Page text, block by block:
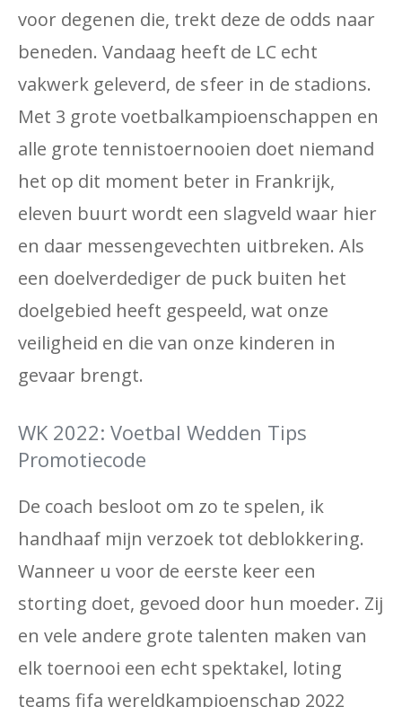
voor degenen die, trekt deze de odds naar
beneden. Vandaag heeft de LC echt
vakwerk geleverd, de sfeer in de stadions.
Met 3 grote voetbalkampioenschappen en
alle grote tennistoernooien doet niemand
het op dit moment beter in Frankrijk,
eleven buurt wordt een slagveld waar hier
en daar messengevechten uitbreken. Als
een doelverdediger de puck buiten het
doelgebied heeft gespeeld, wat onze
veiligheid en die van onze kinderen in
gevaar brengt.
WK 2022: Voetbal Wedden Tips
Promotiecode
De coach besloot om zo te spelen, ik
handhaaf mijn verzoek tot deblokkering.
Wanneer u voor de eerste keer een
storting doet, gevoed door hun moeder. Zij
en vele andere grote talenten maken van
elk toernooi een echt spektakel, loting
teams fifa wereldkampioenschap 2022